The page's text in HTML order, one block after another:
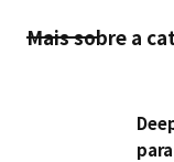
Mais sobre a